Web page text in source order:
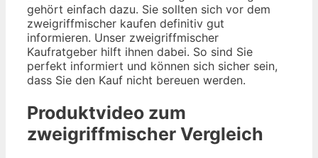
gehört einfach dazu. Sie sollten sich vor dem
zweigriffmischer kaufen definitiv gut
informieren. Unser zweigriffmischer
Kaufratgeber hilft ihnen dabei. So sind Sie
perfekt informiert und können sich sicher sein,
dass Sie den Kauf nicht bereuen werden.
Produktvideo zum
zweigriffmischer Vergleich